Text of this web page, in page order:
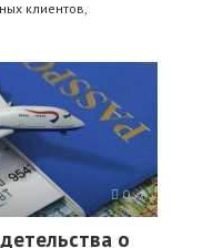
клиентов,
0
о